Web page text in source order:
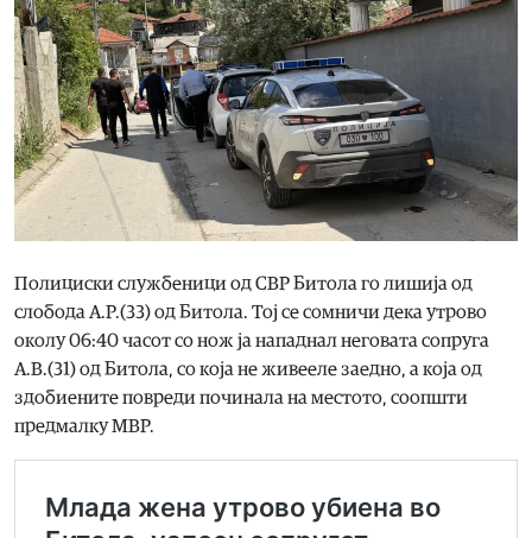
Полициски службеници од СВР Битола го лишија од
слобода А.Р.(33) од Битола. Тој се сомничи дека утрово
околу 06:40 часот со нож ја нападнал неговата сопруга
А.В.(31) од Битола, со која не живееле заедно, а која од
здобиените повреди починала на местото, соопшти
предмалку МВР.